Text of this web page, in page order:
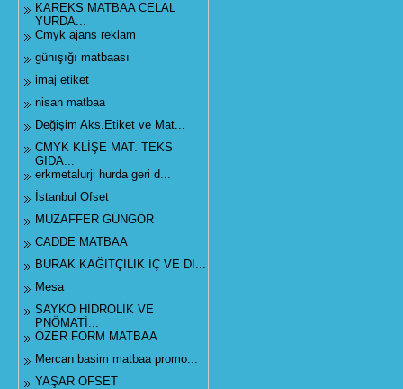
KAREKS MATBAA CELAL
YURDA...
Cmyk ajans reklam
günışığı matbaası
imaj etiket
nisan matbaa
Değişim Aks.Etiket ve Mat...
CMYK KLİŞE MAT. TEKS
GIDA...
erkmetalurji hurda geri d...
İstanbul Ofset
MUZAFFER GÜNGÖR
CADDE MATBAA
BURAK KAĞITÇILIK İÇ VE DI...
Mesa
SAYKO HİDROLİK VE
PNÖMATİ...
ÖZER FORM MATBAA
Mercan basim matbaa promo...
YAŞAR OFSET